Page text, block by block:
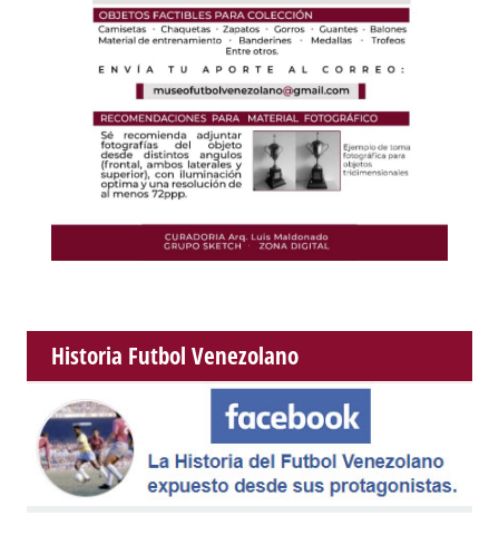
Historia Futbol Venezolano